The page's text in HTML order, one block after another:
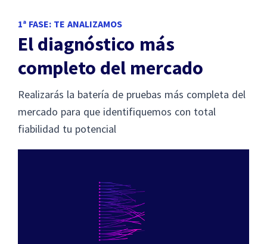
1ª FASE: TE ANALIZAMOS
El diagnóstico más
completo del mercado
Realizarás la batería de pruebas más completa del
mercado para que identifiquemos con total
fiabilidad tu potencial